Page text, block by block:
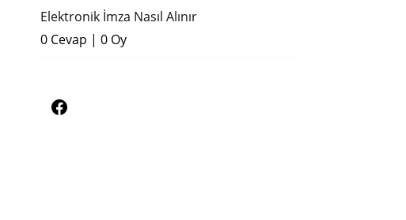
Elektronik İmza Nasıl Alınır
0 Cevap | 0 Oy